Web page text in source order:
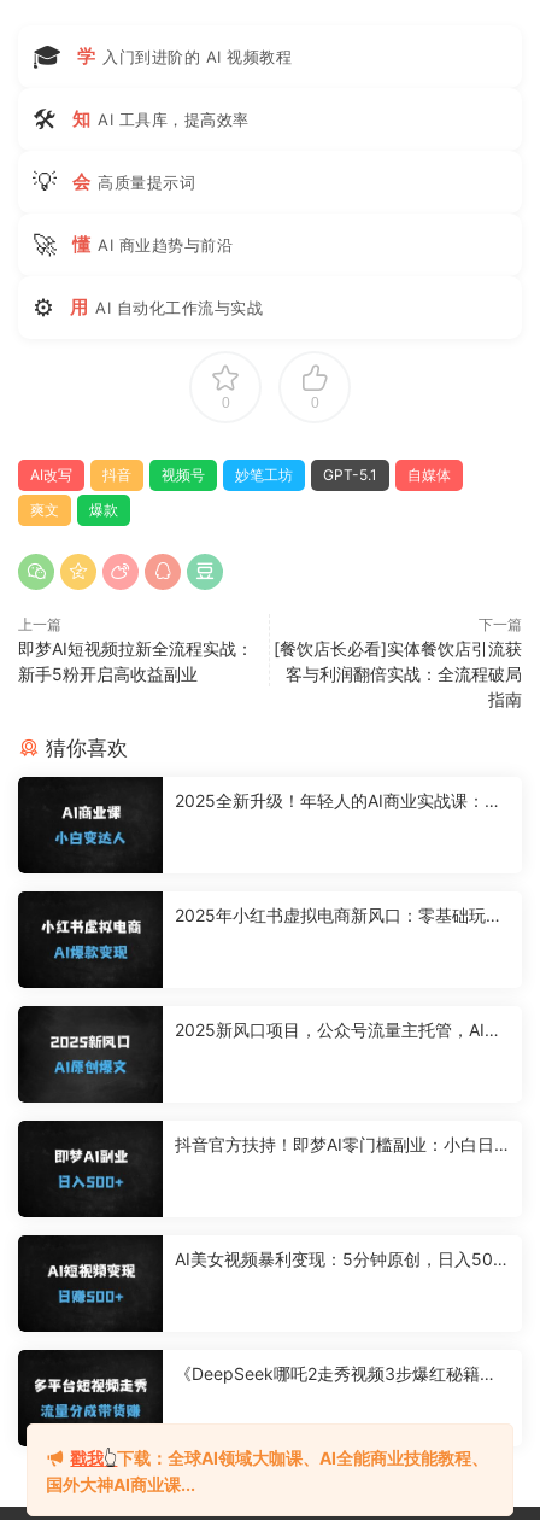
🎓 学 入门到进阶的 AI 视频教程
🛠 知 AI 工具库，提高效率
💡 会 高质量提示词
🚀 懂 AI 商业趋势与前沿
⚙ 用 AI 自动化工作流与实战
0 0
AI改写 抖音 视频号 妙笔工坊 GPT-5.1
自媒体
爽文
爆款
上一篇
即梦AI短视频拉新全流程实战：
新手5粉开启高收益副业
下一篇
[餐饮店长必看]实体餐饮店引流获
客与利润翻倍实战：全流程破局
指南
猜你喜欢
2025全新升级！年轻人的AI商业实战课：从
2025年小红书虚拟电商新风口：零基础玩转
2025新风口项目，公众号流量主托管，AI生
抖音官方扶持！即梦AI零门槛副业：小白日
AI美女视频暴利变现：5分钟原创，日入500
《DeepSeek哪吒2走秀视频3步爆红秘籍：
戳我👆下载：全球AI领域大咖课、AI全能商业技能教程、
国外大神AI商业课...